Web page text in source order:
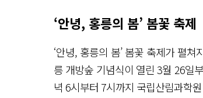
‘안녕, 홍릉의 봄’ 봄꽃 축제
‘안녕, 홍릉의 봄’ 봄꽃 축제가 펼
릉 개방숲 기념식이 열린 3월 26일
녁 6시부터 7시까지 국립산림과학